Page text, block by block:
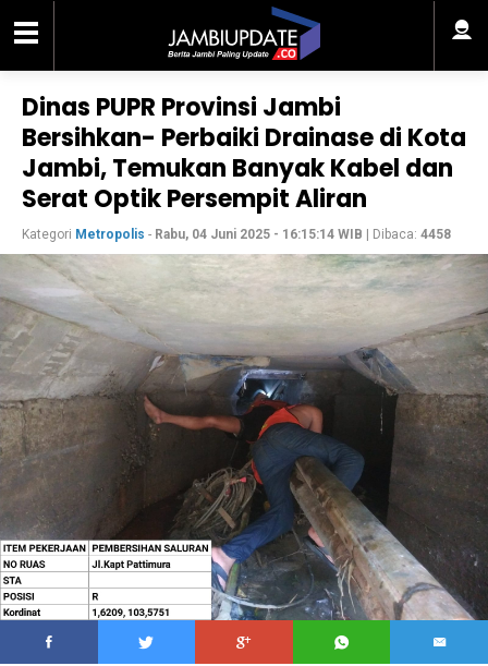
Dinas PUPR Provinsi Jambi
Bersihkan- Perbaiki Drainase di Kota
Jambi, Temukan Banyak Kabel dan
Serat Optik Persempit Aliran
Kategori Metropolis - Rabu, 04 Juni 2025 - 16:15:14 WIB | Dibaca: 4458